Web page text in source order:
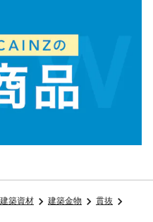
築資材 建築金物
貫抜